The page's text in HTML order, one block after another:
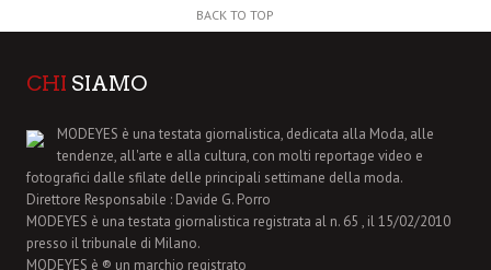
BACK TO TOP
CHI SIAMO
MODEYES è una testata giornalistica, dedicata alla Moda, alle
tendenze, all'arte e alla cultura, con molti reportage video e
fotografici dalle sfilate delle principali settimane della moda.
Direttore Responsabile : Davide G. Porro
MODEYES è una testata giornalistica registrata al n. 65 , il 15/02/2010
presso il tribunale di Milano.
MODEYES è ® un marchio registrato